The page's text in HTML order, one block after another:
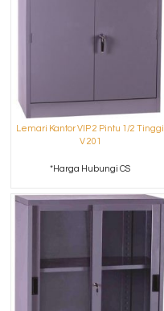
Lemari Kantor VIP 2 Pintu 1/2 Tinggi
V 201
*Harga Hubungi CS